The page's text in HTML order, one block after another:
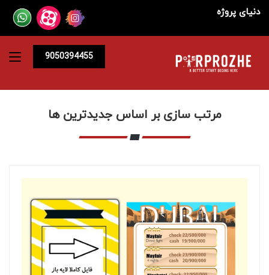
دنیای پروژه
9050394455
مرتب سازی بر اساس جدیدترین ها